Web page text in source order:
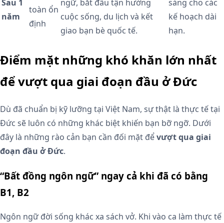
Sau 1
năm
toàn ổn
định
ngữ, bắt đầu tận hưởng
cuộc sống, du lịch và kết
giao bạn bè quốc tế.
sàng cho các
kế hoạch dài
hạn.
Điểm mặt những khó khăn lớn nhất
để vượt qua giai đoạn đầu ở Đức
Dù đã chuẩn bị kỹ lưỡng tại Việt Nam, sự thật là thực tế tại
Đức sẽ luôn có những khác biệt khiến bạn bỡ ngỡ. Dưới
đây là những rào cản bạn cần đối mặt đểvượt qua giai
đoạn đầu ở Đức.
“Bất đồng ngôn ngữ” ngay cả khi đã có bằng
B1, B2
Ngôn ngữ đời sống khác xa sách vở. Khi vào ca làm thực tế